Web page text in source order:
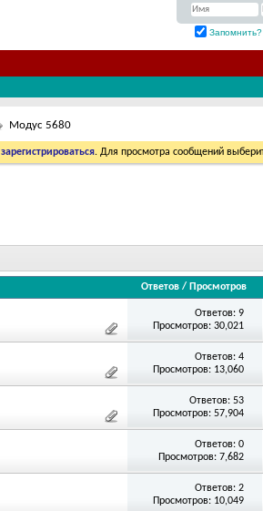
Запомнить?
Модус 5680
зарегистрироваться. Для просмотра сообщений
Ответов / Просмотров
Ответов: 9
Просмотров: 30,021
Ответов: 4
Просмотров: 13,060
Ответов: 53
Просмотров: 57,904
Ответов: 0
Просмотров: 7,682
Ответов: 2
Просмотров: 10,049